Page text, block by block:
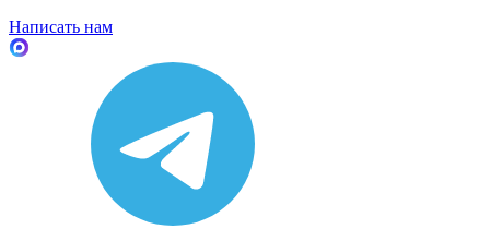
Написать нам